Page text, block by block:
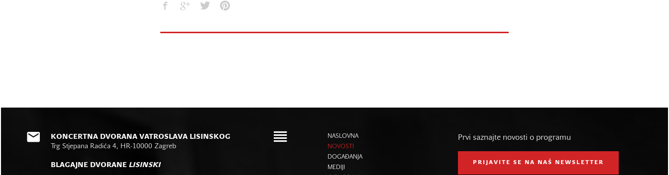
KONCERTNA DVORANA VATROSLAVA LISINSKOG
Trg Stjepana Radića 4, HR-10000 Zagreb
BLAGAJNE DVORANE LISINSKI
NASLOVNA
NOVOSTI
DOGAĐANJA
MEDIJI
Prvi saznajte novosti o programu
PRIJAVITE SE NA NAŠ NEWSLETTER